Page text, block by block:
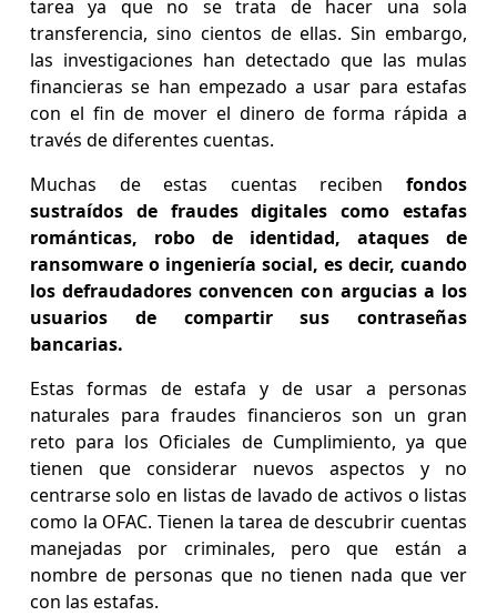
tarea ya que no se trata de hacer una sola
transferencia, sino cientos de ellas. Sin embargo,
las investigaciones han detectado que las mulas
financieras se han empezado a usar para estafas
con el fin de mover el dinero de forma rápida a
través de diferentes cuentas.
Muchas de estas cuentas recibenfondos
sustraídos de fraudes digitales como estafas
románticas, robo de identidad, ataques de
ransomware o ingeniería social, es decir, cuando
los defraudadores convencen con argucias a los
usuarios de compartir sus contraseñas
bancarias.
Estas formas de estafa y de usar a personas
naturales para fraudes financieros son un gran
reto para los Oficiales de Cumplimiento, ya que
tienen que considerar nuevos aspectos y no
centrarse solo en listas de lavado de activos o listas
como la OFAC. Tienen la tarea de descubrir cuentas
manejadas por criminales, pero que están a
nombre de personas que no tienen nada que ver
con las estafas.